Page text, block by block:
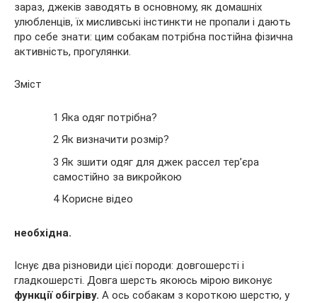
зараз, джеків заводять в основному, як домашніх
улюбленців, їх мисливські інстинкти не пропали і дають
про себе знати: цим собакам потрібна постійна фізична
активність, прогулянки.
Зміст
1 Яка одяг потрібна?
2 Як визначити розмір?
3 Як зшити одяг для джек рассел тер’єра
самостійно за викройкою
4 Корисне відео
необхідна.
Існує два різновиди цієї породи: довгошерсті і
гладкошерсті. Довга шерсть якоюсь мірою виконує
функції обігріву. А ось собакам з короткою шерстю, у